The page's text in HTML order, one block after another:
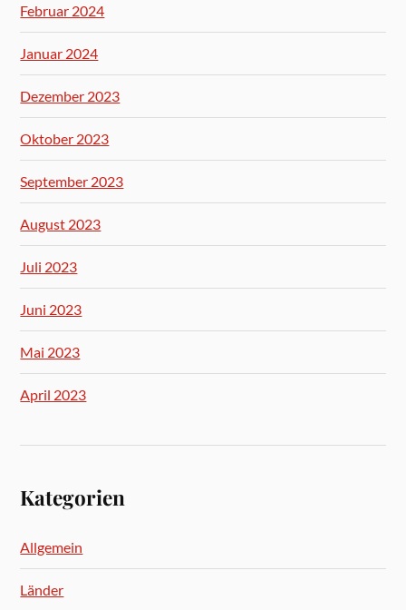
Februar 2024
Januar 2024
Dezember 2023
Oktober 2023
September 2023
August 2023
Juli 2023
Juni 2023
Mai 2023
April 2023
Kategorien
Allgemein
Länder